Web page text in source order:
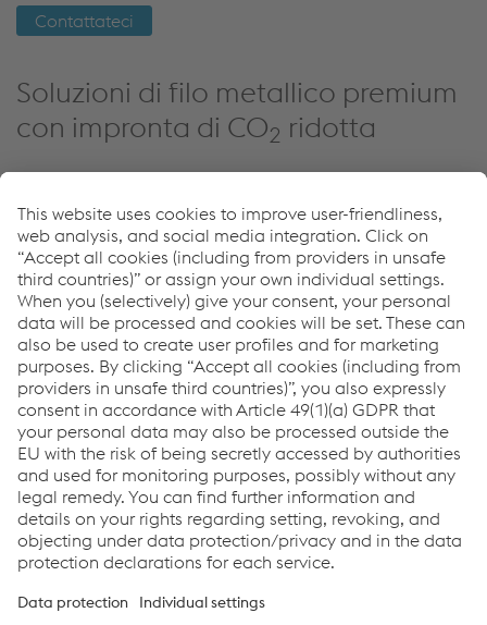
Contattateci
Soluzioni di filo metallico premium
con impronta di CO2 ridotta
Sostenibilità presso voestalpine Wire Technology
greentec steel (EN)
Links
About us
Certificates
Production sites
Compliance